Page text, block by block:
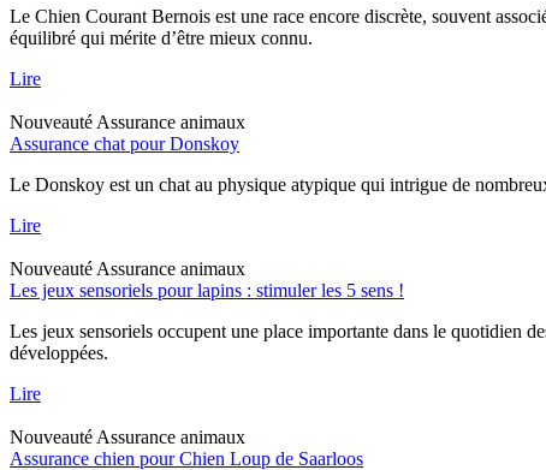
Le Chien Courant Bernois est une race encore discrète, souvent
équilibré qui mérite d’être mieux connu.
Lire
Nouveauté Assurance animaux
Assurance chat pour Donskoy
Le Donskoy est un chat au physique atypique qui intrigue de
Lire
Nouveauté Assurance animaux
Les jeux sensoriels pour lapins : stimuler les 5 sens !
Les jeux sensoriels occupent une place importante dans le quotidien
développées.
Lire
Nouveauté Assurance animaux
Assurance chien pour Chien Loup de Saarloos